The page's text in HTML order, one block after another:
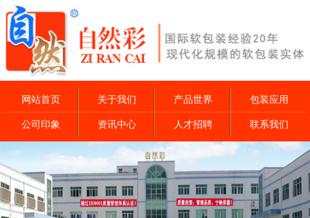
网站首页 关于我们 产品世界 包装应用
公司印象 资讯中心 人才招聘 联系我们